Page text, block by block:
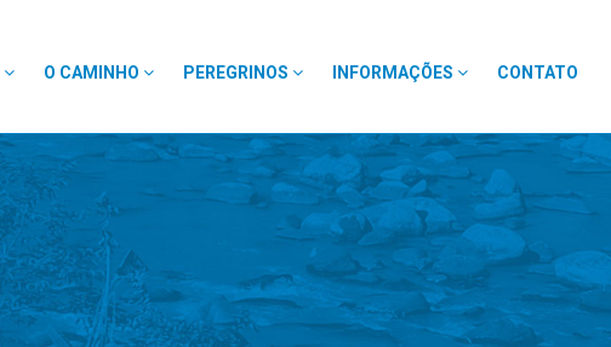
O CAMINHO PEREGRINOS INFORMAÇÕES CONTATO